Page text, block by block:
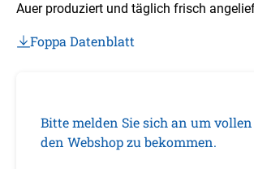
Auer produziert und täglich frisch
Foppa Datenblatt
Bitte melden Sie sich an um
den Webshop zu bekommen.